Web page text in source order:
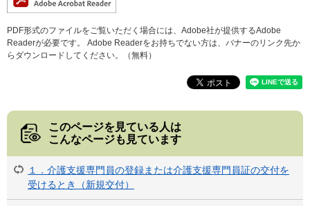
PDF形式のファイルをご覧いただく場合には、Adobe社が提供するAdobe
Readerが必要です。
Adobe Readerをお持ちでない方は、バナーのリンク先か
らダウンロードしてください。（無料）
このページを見ている人は
こんなページも見ています
１．介護支援専門員の登録または介護支援専門員証の交付を
受けるとき（新規交付）